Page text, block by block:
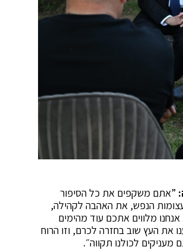
”אתם משקפים את כל הסיפור
הנפש, את האהבה לקהילה,
מלווים אתכם עוד מהימים
את העץ שוב בחזרה לכרם, וזו הרוח
לכולנו תקווה״.